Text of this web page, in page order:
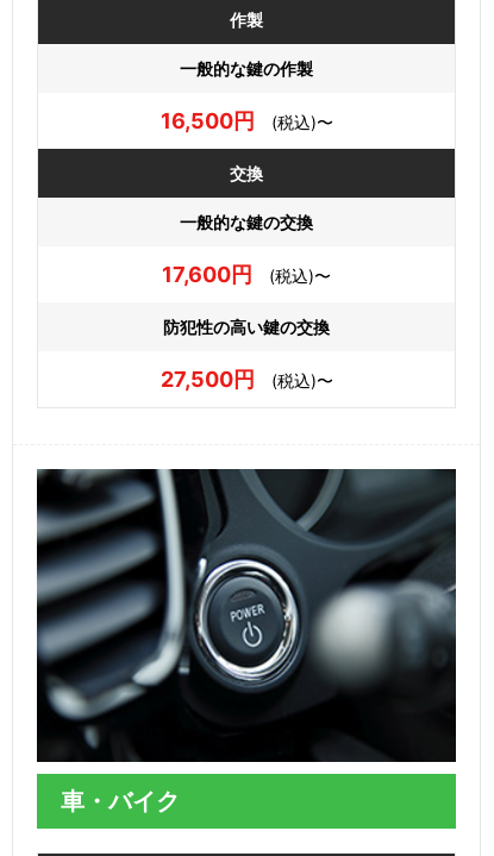
作製
一般的な鍵の作製
16,500円 (税込)〜
交換
一般的な鍵の交換
17,600円 (税込)〜
防犯性の高い鍵の交換
27,500円 (税込)〜
車・バイク